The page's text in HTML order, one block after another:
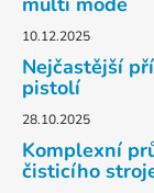
10.12.2025
Nejčastější
pistolí
28.10.2025
Komplexní
čisticího